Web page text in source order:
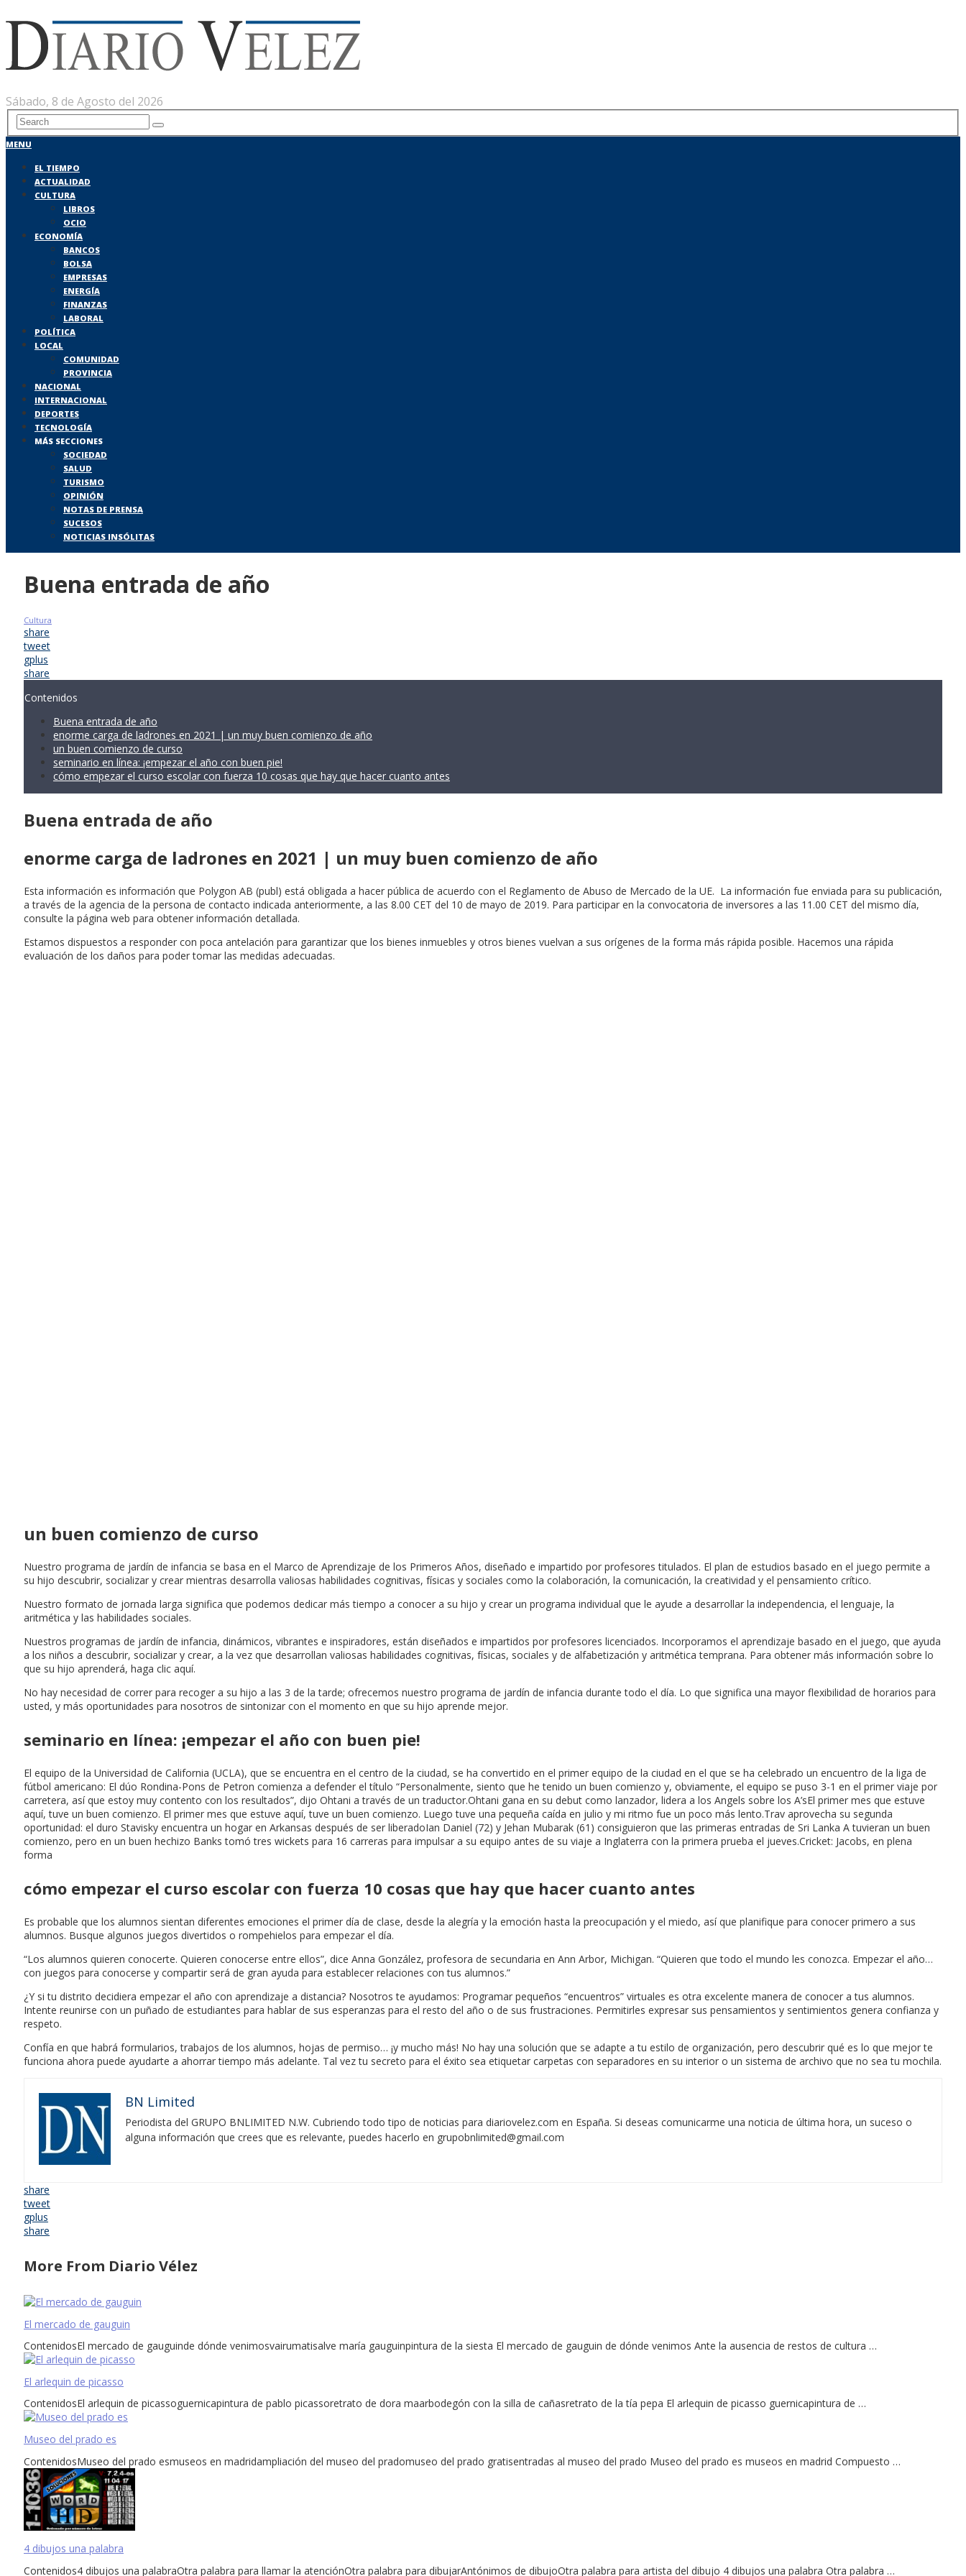
Sábado, 8 de Agosto del 2026
MENU
EL TIEMPO
ACTUALIDAD
CULTURA
LIBROS
OCIO
ECONOMÍA
BANCOS
BOLSA
EMPRESAS
ENERGÍA
FINANZAS
LABORAL
POLÍTICA
LOCAL
COMUNIDAD
PROVINCIA
NACIONAL
INTERNACIONAL
DEPORTES
TECNOLOGÍA
MÁS SECCIONES
SOCIEDAD
SALUD
TURISMO
OPINIÓN
NOTAS DE PRENSA
SUCESOS
NOTICIAS INSÓLITAS
Buena entrada de año
Cultura
share
tweet
gplus
share
Contenidos
Buena entrada de año
enorme carga de ladrones en 2021 | un muy buen comienzo de año
un buen comienzo de curso
seminario en línea: ¡empezar el año con buen pie!
cómo empezar el curso escolar con fuerza 10 cosas que hay que hacer cuanto antes
Buena entrada de año
enorme carga de ladrones en 2021 | un muy buen comienzo de año
Esta información es información que Polygon AB (publ) está obligada a hacer pública de acuerdo con el Reglamento de Abuso de Mercado de la UE. La información fue enviada para su publicación,
a través de la agencia de la persona de contacto indicada anteriormente, a las 8.00 CET del 10 de mayo de 2019. Para participar en la convocatoria de inversores a las 11.00 CET del mismo día,
consulte la página web para obtener información detallada.
Estamos dispuestos a responder con poca antelación para garantizar que los bienes inmuebles y otros bienes vuelvan a sus orígenes de la forma más rápida posible. Hacemos una rápida
evaluación de los daños para poder tomar las medidas adecuadas.
un buen comienzo de curso
Nuestro programa de jardín de infancia se basa en el Marco de Aprendizaje de los Primeros Años, diseñado e impartido por profesores titulados. El plan de estudios basado en el juego permite a
su hijo descubrir, socializar y crear mientras desarrolla valiosas habilidades cognitivas, físicas y sociales como la colaboración, la comunicación, la creatividad y el pensamiento crítico.
Nuestro formato de jornada larga significa que podemos dedicar más tiempo a conocer a su hijo y crear un programa individual que le ayude a desarrollar la independencia, el lenguaje, la
aritmética y las habilidades sociales.
Nuestros programas de jardín de infancia, dinámicos, vibrantes e inspiradores, están diseñados e impartidos por profesores licenciados. Incorporamos el aprendizaje basado en el juego, que ayuda
a los niños a descubrir, socializar y crear, a la vez que desarrollan valiosas habilidades cognitivas, físicas, sociales y de alfabetización y aritmética temprana. Para obtener más información sobre lo
que su hijo aprenderá, haga clic aquí.
No hay necesidad de correr para recoger a su hijo a las 3 de la tarde; ofrecemos nuestro programa de jardín de infancia durante todo el día. Lo que significa una mayor flexibilidad de horarios para
usted, y más oportunidades para nosotros de sintonizar con el momento en que su hijo aprende mejor.
seminario en línea: ¡empezar el año con buen pie!
El equipo de la Universidad de California (UCLA), que se encuentra en el centro de la ciudad, se ha convertido en el primer equipo de la ciudad en el que se ha celebrado un encuentro de la liga de
fútbol americano: El dúo Rondina-Pons de Petron comienza a defender el título “Personalmente, siento que he tenido un buen comienzo y, obviamente, el equipo se puso 3-1 en el primer viaje por
carretera, así que estoy muy contento con los resultados”, dijo Ohtani a través de un traductor.Ohtani gana en su debut como lanzador, lidera a los Angels sobre los A’sEl primer mes que estuve
aquí, tuve un buen comienzo. El primer mes que estuve aquí, tuve un buen comienzo. Luego tuve una pequeña caída en julio y mi ritmo fue un poco más lento.Trav aprovecha su segunda
oportunidad: el duro Stavisky encuentra un hogar en Arkansas después de ser liberadoIan Daniel (72) y Jehan Mubarak (61) consiguieron que las primeras entradas de Sri Lanka A tuvieran un buen
comienzo, pero en un buen hechizo Banks tomó tres wickets para 16 carreras para impulsar a su equipo antes de su viaje a Inglaterra con la primera prueba el jueves.Cricket: Jacobs, en plena
forma
cómo empezar el curso escolar con fuerza 10 cosas que hay que hacer cuanto antes
Es probable que los alumnos sientan diferentes emociones el primer día de clase, desde la alegría y la emoción hasta la preocupación y el miedo, así que planifique para conocer primero a sus
alumnos. Busque algunos juegos divertidos o rompehielos para empezar el día.
“Los alumnos quieren conocerte. Quieren conocerse entre ellos”, dice Anna González, profesora de secundaria en Ann Arbor, Michigan. “Quieren que todo el mundo les conozca. Empezar el año…
con juegos para conocerse y compartir será de gran ayuda para establecer relaciones con tus alumnos.”
¿Y si tu distrito decidiera empezar el año con aprendizaje a distancia? Nosotros te ayudamos: Programar pequeños “encuentros” virtuales es otra excelente manera de conocer a tus alumnos.
Intente reunirse con un puñado de estudiantes para hablar de sus esperanzas para el resto del año o de sus frustraciones. Permitirles expresar sus pensamientos y sentimientos genera confianza y
respeto.
Confía en que habrá formularios, trabajos de los alumnos, hojas de permiso… ¡y mucho más! No hay una solución que se adapte a tu estilo de organización, pero descubrir qué es lo que mejor te
funciona ahora puede ayudarte a ahorrar tiempo más adelante. Tal vez tu secreto para el éxito sea etiquetar carpetas con separadores en su interior o un sistema de archivo que no sea tu mochila.
BN Limited
Periodista del GRUPO BNLIMITED N.W. Cubriendo todo tipo de noticias para diariovelez.com en España. Si deseas comunicarme una noticia de última hora, un suceso o
alguna información que crees que es relevante, puedes hacerlo en grupobnlimited@gmail.com
share
tweet
gplus
share
More From Diario Vélez
El mercado de gauguin
ContenidosEl mercado de gauguinde dónde venimosvairumatisalve maría gauguinpintura de la siesta El mercado de gauguin de dónde venimos Ante la ausencia de restos de cultura …
El arlequin de picasso
ContenidosEl arlequin de picassoguernicapintura de pablo picassoretrato de dora maarbodegón con la silla de cañasretrato de la tía pepa El arlequin de picasso guernicapintura de …
Museo del prado es
ContenidosMuseo del prado esmuseos en madridampliación del museo del pradomuseo del prado gratisentradas al museo del prado Museo del prado es museos en madrid Compuesto …
4 dibujos una palabra
Contenidos4 dibujos una palabraOtra palabra para llamar la atenciónOtra palabra para dibujarAntónimos de dibujoOtra palabra para artista del dibujo 4 dibujos una palabra Otra palabra …